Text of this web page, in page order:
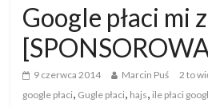
Google płaci mi
9 czerwca 2014 Marcin Puś
2 to
google płaci Gugle płaci hajs ile płaci